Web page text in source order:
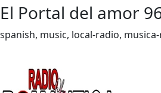
El Portal del amor
spanish, music, local-radio,